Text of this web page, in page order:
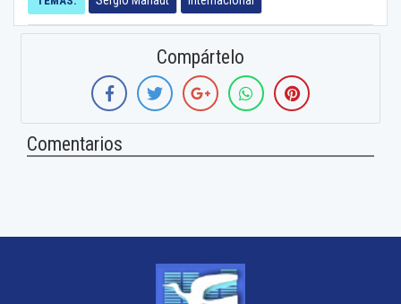
Compártelo
Comentarios